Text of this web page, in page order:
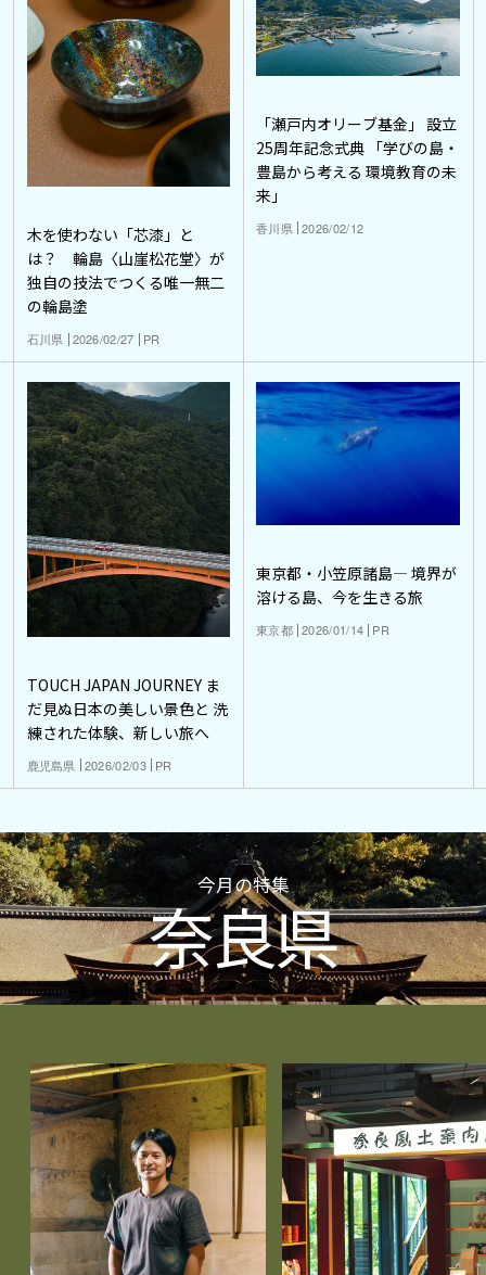
木を使わない「芯漆」と
は？ 輪島〈山崖松花堂〉が
独自の技法でつくる唯一無二
の輪島塗
石川県 2026/02/27 PR
「瀬戸内オリーブ基金」 設立
25周年記念式典 「学びの島・
豊島から考える 環境教育の未
来」
香川県 2026/02/12
TOUCH JAPAN JOURNEY ま
だ見ぬ日本の美しい景色と 洗
練された体験、新しい旅へ
鹿児島県 2026/02/03 PR
東京都・小笠原諸島― 境界が
溶ける島、今を生きる旅
東京都 2026/01/14 PR
今月の特集
奈良県